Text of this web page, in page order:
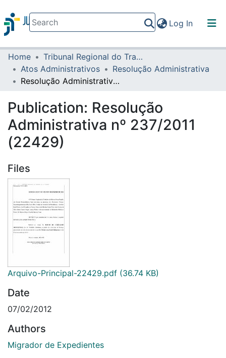
Log In(current)
Communities & Collections
All of DSpace
Home
Tribunal Regional do Trabalho da 16ª Região
Atos Administrativos
Resolução Administrativa
Resolução Administrativa nº 237/2011 (22429)
Publication: Resolução
Administrativa nº 237/2011
(22429)
Files
Arquivo-Principal-22429.pdf (36.74 KB)
Date
07/02/2012
Authors
Migrador de Expedientes